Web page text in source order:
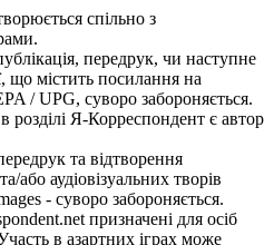
спільно з
передрук, чи наступне
що містить посилання на
/ UPG, суворо забороняється.
розділі Я-Корреспондент є автор
та відтворення
або аудіовізуальних творів
- суворо забороняється.
призначені для осіб
в азартних іграх може